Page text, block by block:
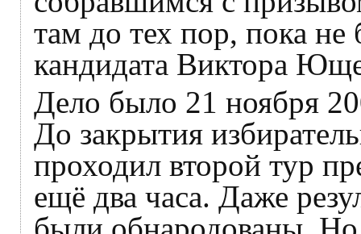
там до тех пор, пока не
кандидата Виктора
Дело было 21 ноября
До закрытия
проходил второй тур
ещё два часа. Даже